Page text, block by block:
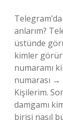
anlarım?
üstünde
kimler
numaramı
numarası
Kişilerim.
damgamı
birisi nasıl